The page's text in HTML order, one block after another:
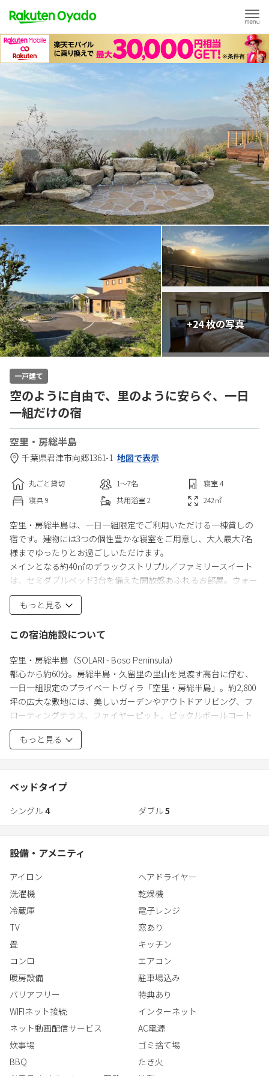
+24 枚の写真
一戸建て
空のように自由で、里のように安らぐ、一日
一組だけの宿
空里・房総半島
千葉県君津市向郷1361-1 地図で表示
丸ごと貸切 1〜7名 寝室 4
寝具9 共用浴室 2 242㎡
空里・房総半島は、一日一組限定でご利用いただける一棟貸しの
宿です。建物には3つの個性豊かな寝室をご用意し、大人最大7名
様までゆったりとお過ごしいただけます。
メインとなる約40㎡のデラックストリプル／ファミリースイート
は、セミダブルベッド3台を備えた開放感あふれるお部屋。ウォー
クインクローゼットや専用シャワールーム、ワークデスク、冷蔵
庫も備え、長期滞在にも快適です。デラックスツインはセミダブ
シングルベッド2台を配したシンプルで心地よい空間です。合計で
室にはお布団２組をご用意し、ご家族で安心してお休みいただけ
ます。※お布団をご希望の場合はあらかじめリクエスが必要で
す。
館内には床暖房、Wi-Fi、空気清浄機、洗濯乾燥機を完備。広々と
したリビング・ダイニングや充実したキッチンも自由にご利用い
ただけるため、くつろぎながら、ご家族やご友人との特別な時間
をお楽しみいただけます。
もっと見る
この宿泊施設について
空里・房総半島（SOLARI - Boso Peninsula）
都心から約60分。房総半島・久留里の里山を見渡す高台に佇む、
一日一組限定のプライベートヴィラ「空里・房総半島」。約2,800
坪の広大な敷地には、美しいガーデンやアウトドアリビング、フ
ローティングテラス、ファイヤーピット、ピックルボールコート
を備え、四季折々の自然を五感でお楽しみいただけます。
朝は雲海や棚田を照らす朝日、昼は里山の緑、夕暮れには空を染
館内は開放感あふれるリビング・ダイニングと充実したキッチ
ゆったりとお過ごしいただけます。コーヒーや紅茶、ハーバルテ
「空のように自由で、里のように安らげる場所。」
ください。
もっと見る
ベッドタイプ
シングル4 ダブル5
設備・アメニティ
アイロン
ヘアドライヤー
洗濯機
乾燥機
冷蔵庫
電子レンジ
TV
窓あり
畳
キッチン
コンロ
エアコン
暖房設備
駐車場込み
バリアフリー
特典あり
WIFIネット接続
インターネット
ネット動画配信サービス
AC電源
炊事場
ゴミ捨て場
BBQ
たき火